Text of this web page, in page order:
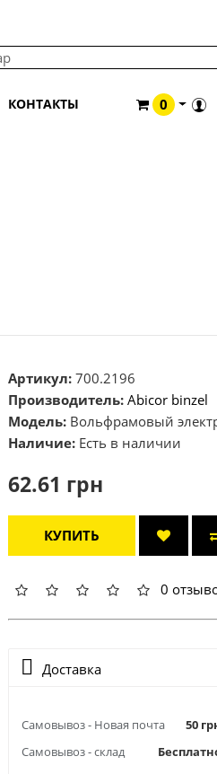
КОНТАКТЫ 0
Артикул: 700.2196
Производитель: Abicor binzel
Модель: Вольфрамовый
Наличие: Есть в наличии
62.61 грн
КУПИТЬ
0
Доставка
Самовывоз - Новая почта
50
Самовывоз - склад